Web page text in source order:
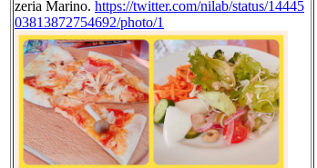
zeria Marino. https://twitter.com/nilab/status/14445
03813872754692/photo/1